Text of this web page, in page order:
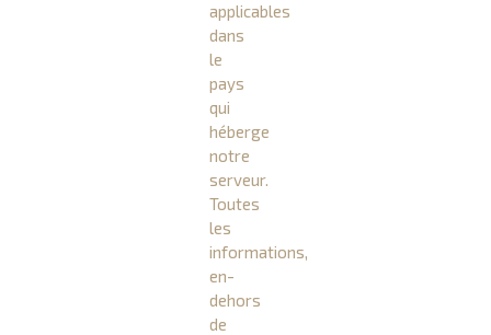
applicables
dans
le
pays
qui
héberge
notre
serveur.
Toutes
les
informations,
en-
dehors
de